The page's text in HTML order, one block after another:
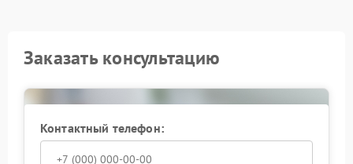
Заказать консультацию
Контактный телефон: